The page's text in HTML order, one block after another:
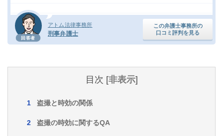
回答者
アトム法律事務所
刑事弁護士
この弁護士事務所の
口コミ評判を見る
目次 [非表示]
盗撮と時効の関係
盗撮の時効に関するQA